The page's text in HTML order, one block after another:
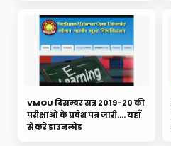
VMOU दिसम्बर सत्र 2019-20 की
परीक्षाओं के प्रवेश पत्र जारी.... यहाँ
से करे डाउनलोड